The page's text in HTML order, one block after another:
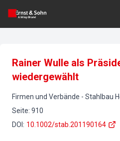
Rainer Wulle als
wiedergewählt
Firmen und Verbände - Stahlbau
Seite: 910
DOI : 10.1002/stab.201190164